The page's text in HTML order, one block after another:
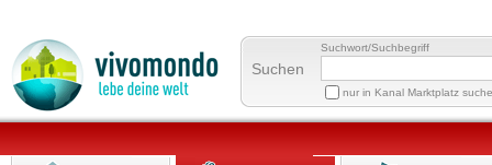
Suchen
Suchwort/Suchbegriff
nur in Kanal Marktplatz